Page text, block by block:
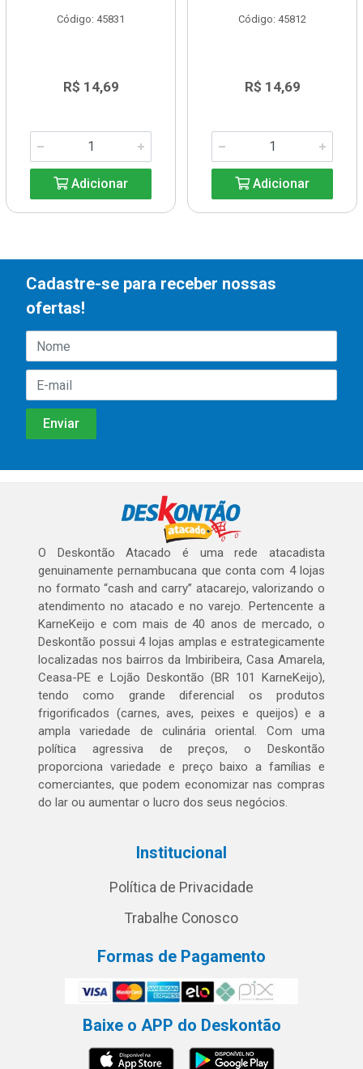
Código: 45831
R$ 14,69
Adicionar
Código: 45812
R$ 14,69
Adicionar
Cadastre-se para receber nossas
ofertas!
O Deskontão Atacado é uma rede atacadista
genuinamente pernambucana que conta com 4 lojas
no formato “cash and carry” atacarejo, valorizando o
atendimento no atacado e no varejo. Pertencente a
KarneKeijo e com mais de 40 anos de mercado, o
Deskontão possui 4 lojas amplas e estrategicamente
localizadas nos bairros da Imbiribeira, Casa Amarela,
Ceasa-PE e Lojão Deskontão (BR 101 KarneKeijo),
tendo como grande diferencial os produtos
frigorificados (carnes, aves, peixes e queijos) e a
ampla variedade de culinária oriental. Com uma
política agressiva de preços, o Deskontão
proporciona variedade e preço baixo a famílias e
comerciantes, que podem economizar nas compras
do lar ou aumentar o lucro dos seus negócios.
Institucional
Política de Privacidade
Trabalhe Conosco
Formas de Pagamento
Baixe o APP do Deskontão